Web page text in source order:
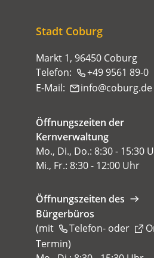
hier:
Stadt Coburg
Markt 1, 96450 Coburg
Telefon:
+49 9561 89-0
E-Mail:
info coburg de
Öffnungszeiten der
Kernverwaltung
Mo., Di., Do.: 8:30 - 15:30
Mi., Fr.: 8:30 - 12:00 Uhr
Öffnungszeiten des
Bürgerbüros
(mit
Telefon- oder
Termin
(Öffnet)